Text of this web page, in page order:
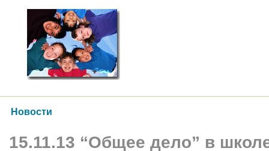
Новости
15.11.13 “Общее дело” в